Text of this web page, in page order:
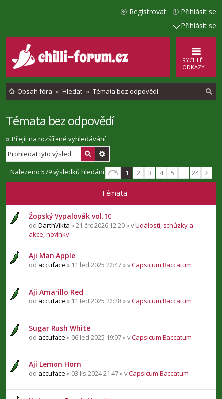
Přihlásit se
Přihlásit se
Registrovat
RYCHLÉ
ODKAZY
Obsah fóra Hledat Témata bez odpovědí
Témata bez odpovědí
Přejít na rozšířené vyhledávání
Nalezeno 579 výsledků hledání 1 2 3 4 5 … 24
Témata
Žopský Vypalovák vol.10
od DarthVikta » 21 črc 2026 12:20 » vUdálosti, schůzky a
akce, novinky
Aji Man Apple
od accuface » 11 led 2025 22:47 » vCapsicum Baccatum
Aji Amarillo Red
od accuface » 11 led 2025 22:28 » vCapsicum Baccatum
Sugar Rush White
od accuface » 06 led 2025 19:07 » vCapsicum Baccatum
Aji Lemon Horn
od accuface » 03 lis 2024 21:47 » vCapsicum Baccatum